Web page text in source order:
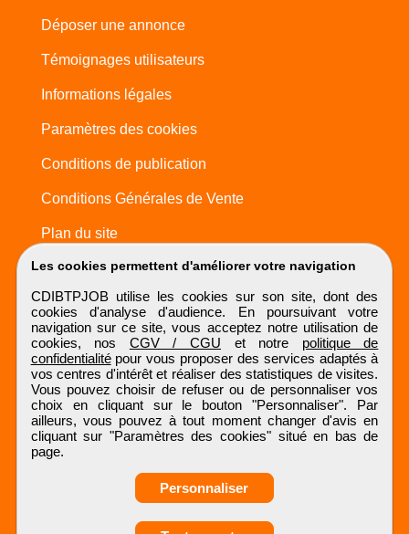
Les cookies permettent d'améliorer votre navigation
CDIBTPJOB utilise les cookies sur son site, dont des
cookies d'analyse d'audience. En poursuivant votre
navigation sur ce site, vous acceptez notre utilisation de
cookies, nos CGV / CGU et notre politique de
confidentialitépour vous proposer des services adaptés à
vos centres d'intérêt et réaliser des statistiques de visites.
Vous pouvez choisir de refuser ou de personnaliser vos
choix en cliquant sur le bouton "Personnaliser". Par
ailleurs, vous pouvez à tout moment changer d'avis en
cliquant sur "Paramètres des cookies" situé en bas de
page.
Personnaliser
Déposer une annonce
Témoignages utilisateurs
Informations légales
Paramètres des cookies
Conditions de publication
Conditions Générales de Vente
Plan du site